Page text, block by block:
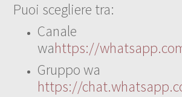
Puoi scegliere tra:
Canale
wahttps://
Gruppo wa
https://